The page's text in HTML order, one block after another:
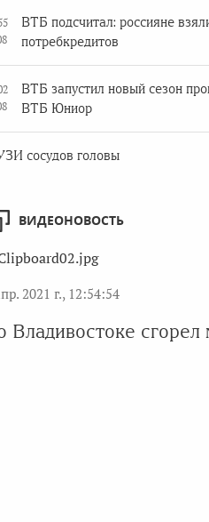
ВТБ подсчитал: россияне
потребкредитов
ВТБ запустил новый сезон
ВТБ Юниор
сосудов головы
ВИДЕОНОВОСТЬ
2021 г., 12:54:54
Владивостоке сгорел